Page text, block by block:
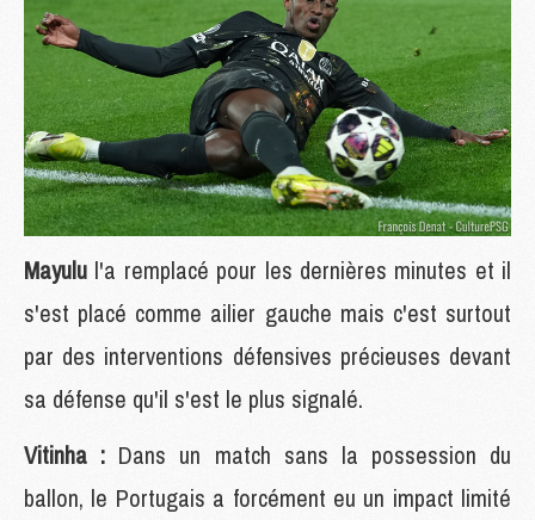
Mayulu l'a remplacé pour les dernières minutes et il
s'est placé comme ailier gauche mais c'est surtout
par des interventions défensives précieuses devant
sa défense qu'il s'est le plus signalé.
Vitinha : Dans un match sans la possession du
ballon, le Portugais a forcément eu un impact limité